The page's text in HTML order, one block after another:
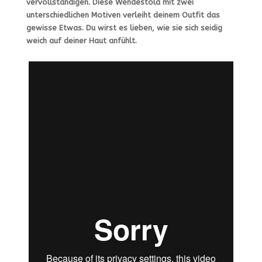
vervollständigen. Diese Wendestola mit zwei
unterschiedlichen Motiven verleiht deinem Outfit das
gewisse Etwas. Du wirst es lieben, wie sie sich seidig
weich auf deiner Haut anfühlt.